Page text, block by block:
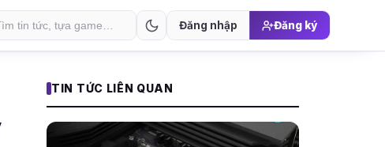
Đăng nhập Đăng ký
TIN TỨC LIÊN QUAN